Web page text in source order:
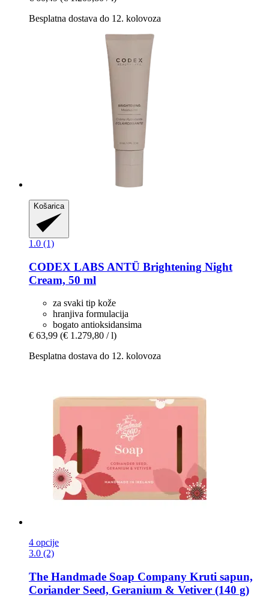
Besplatna dostava do 12. kolovoza
Košarica
1.0 (1)
CODEX LABS ANTÜ Brightening Night
Cream, 50 ml
za svaki tip kože
hranjiva formulacija
bogato antioksidansima
€ 63,99 (€ 1.279,80 / l)
Besplatna dostava do 12. kolovoza
4 opcije
3.0 (2)
The Handmade Soap Company Kruti sapun,
Coriander Seed, Geranium & Vetiver (140 g)